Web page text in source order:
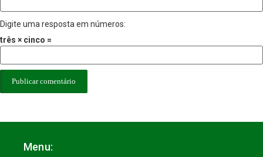
Digite uma resposta em números:
três × cinco =
Menu: